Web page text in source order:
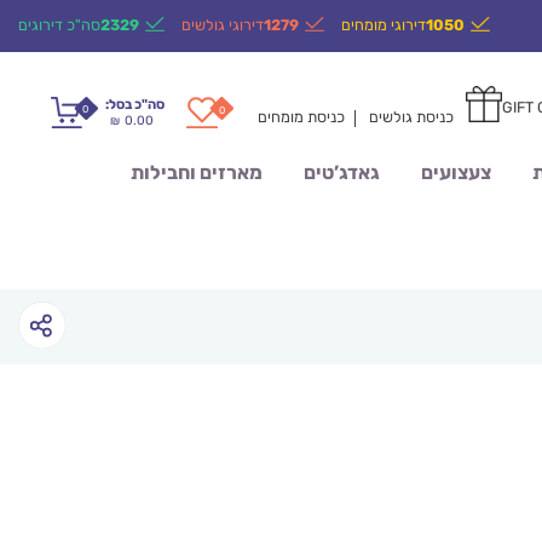
1050דירוגי מומחים 1279דירוגי גולשים 2329סה"כ דירוגים
GIFT כניסת גולשים כניסת מומחים 0
0 סה"כ בסל:
₪ 0.00
צעצועים גאדג’טים מארזים וחבילות